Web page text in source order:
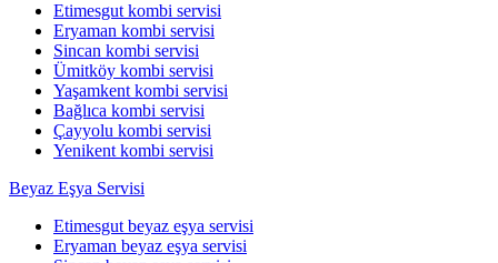
Etimesgut kombi servisi
Eryaman kombi servisi
Sincan kombi servisi
Ümitköy kombi servisi
Yaşamkent kombi servisi
Bağlıca kombi servisi
Çayyolu kombi servisi
Yenikent kombi servisi
Beyaz Eşya Servisi
Etimesgut beyaz eşya servisi
Eryaman beyaz eşya servisi